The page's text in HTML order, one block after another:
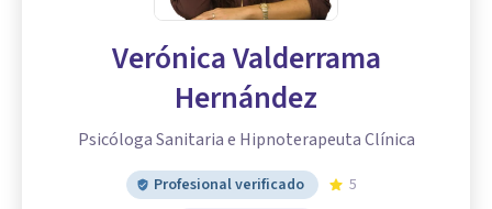
Verónica Valderrama
Hernández
Psicóloga Sanitaria e Hipnoterapeuta Clínica
Profesional verificado
5